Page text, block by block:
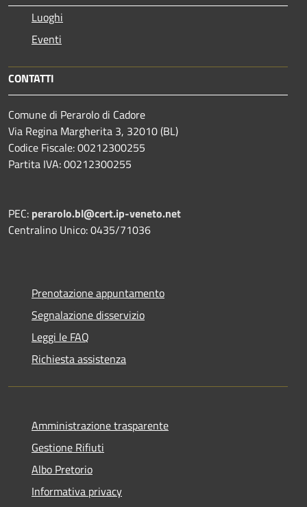
Luoghi
Eventi
CONTATTI
Comune di Perarolo di Cadore
Via Regina Margherita 3, 32010 (BL)
Codice Fiscale: 00212300255
Partita IVA: 00212300255
PEC: perarolo.bl@cert.ip-veneto.net
Centralino Unico: 0435/71036
Prenotazione appuntamento
Segnalazione disservizio
Leggi le FAQ
Richiesta assistenza
Amministrazione trasparente
Gestione Rifiuti
Albo Pretorio
Informativa privacy